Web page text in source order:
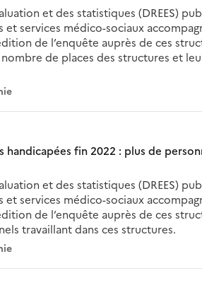
et des statistiques (DREES)
services médico-sociaux
de l’enquête auprès de ces
de places des structures et
handicapées fin 2022 : plus de
et des statistiques (DREES)
services médico-sociaux
de l’enquête auprès de ces
travaillant dans ces structures.